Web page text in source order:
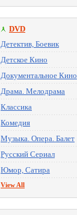
DVD
Детектив, Боевик
Детское Кино
Документальное Кино
Драма. Мелодрама
Классика
Комедия
Музыка. Опера. Балет
Русский Сериал
Юмор, Сатира
View All